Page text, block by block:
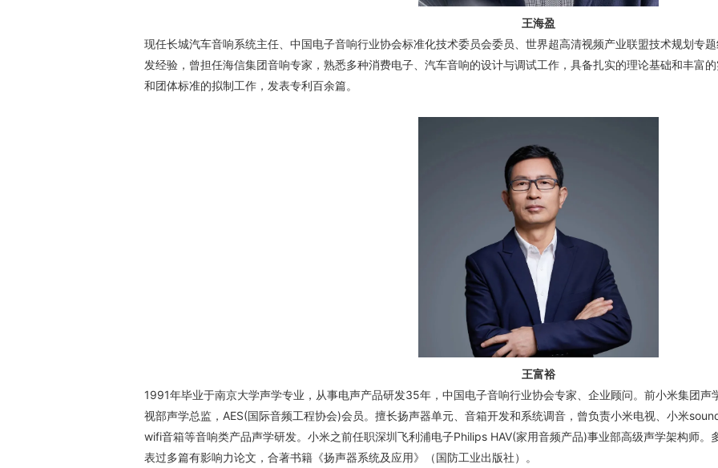
王海盈
现任长城汽车音响系统主任、中国电子音响行业协会标准化技术委员会委员、世界超高清视频产业联盟技术规划专
发经验，曾担任海信集团音响专家，熟悉多种消费电子、汽车音响的设计与调试工作，具备扎实的理论基础和丰富
和团体标准的拟制工作，发表专利百余篇。
王富裕
1991年毕业于南京大学声学专业，从事电声产品研发35年，中国电子音响行业协会专家、企业顾问。前小米集团
视部声学总监，AES(国际音频工程协会)会员。擅长扬声器单元、音箱开发和系统调音，曾负责小米电视、小米
wifi音箱等音响类产品声学研发。小米之前任职深圳飞利浦电子Philips HAV(家用音频产品)事业部高级声学架构师。
表过多篇有影响力论文，合著书籍《扬声器系统及应用》（国防工业出版社）。